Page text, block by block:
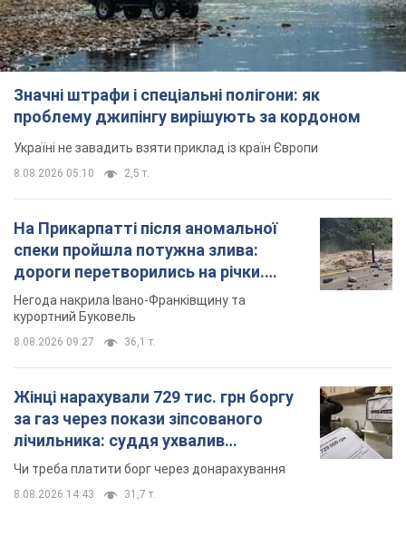
Значні штрафи і спеціальні полігони: як
проблему джипінгу вирішують за кордоном
Україні не завадить взяти приклад із країн Європи
8.08.2026 05:10 2,5 т.
На Прикарпатті після аномальної
спеки пройшла потужна злива:
дороги перетворились на річки.
Відео
Негода накрила Івано-Франківщину та
курортний Буковель
8.08.2026 09:27 36,1 т.
Жінці нарахували 729 тис. грн боргу
за газ через покази зіпсованого
лічильника: суддя ухвалив
неочікуване рішення
Чи треба платити борг через донарахування
8.08.2026 14:43 31,7 т.